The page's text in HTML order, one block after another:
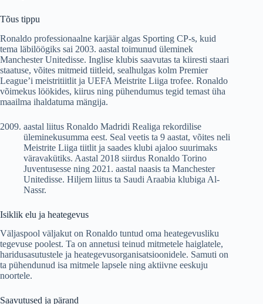
Tõus tippu
Ronaldo professionaalne karjäär algas Sporting CP-s, kuid
tema läbilöögiks sai 2003. aastal toimunud üleminek
Manchester Unitedisse. Inglise klubis saavutas ta kiiresti staari
staatuse, võites mitmeid tiitleid, sealhulgas kolm Premier
League’i meistritiitlit ja UEFA Meistrite Liiga trofee. Ronaldo
võimekus löökides, kiirus ning pühendumus tegid temast üha
maailma ihaldatuma mängija.
aastal liitus Ronaldo Madridi Realiga rekordilise
üleminekusumma eest. Seal veetis ta 9 aastat, võites neli
Meistrite Liiga tiitlit ja saades klubi ajaloo suurimaks
väravakütiks. Aastal 2018 siirdus Ronaldo Torino
Juventusesse ning 2021. aastal naasis ta Manchester
Unitedisse. Hiljem liitus ta Saudi Araabia klubiga Al-
Nassr.
Isiklik elu ja heategevus
Väljaspool väljakut on Ronaldo tuntud oma heategevusliku
tegevuse poolest. Ta on annetusi teinud mitmetele haiglatele,
haridusasutustele ja heategevusorganisatsioonidele. Samuti on
ta pühendunud isa mitmele lapsele ning aktiivne eeskuju
noortele.
Saavutused ja pärand